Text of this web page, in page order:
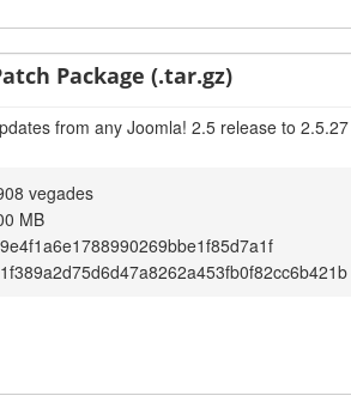
Package (.tar.gz)
from any Joomla! 2.5 release to 2.5.27
vegades
MB